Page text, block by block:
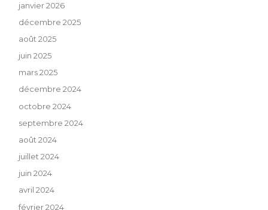
janvier 2026
décembre 2025
août 2025
juin 2025
mars 2025
décembre 2024
octobre 2024
septembre 2024
août 2024
juillet 2024
juin 2024
avril 2024
février 2024